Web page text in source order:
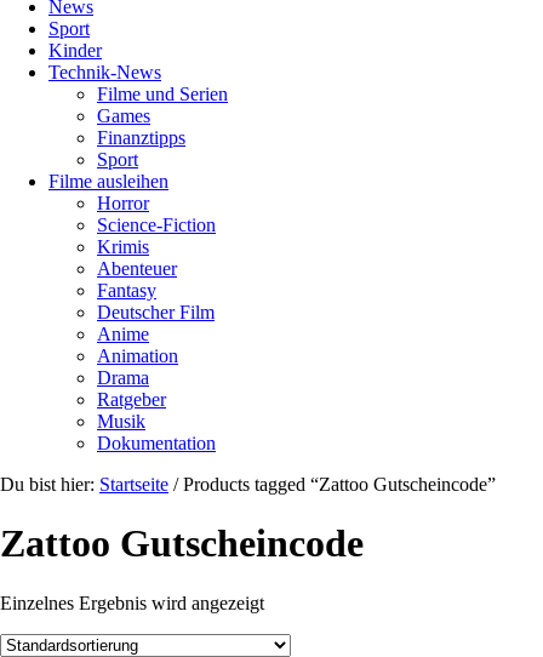
News
Sport
Kinder
Technik-News
Filme und Serien
Games
Finanztipps
Sport
Filme ausleihen
Horror
Science-Fiction
Krimis
Abenteuer
Fantasy
Deutscher Film
Anime
Animation
Drama
Ratgeber
Musik
Dokumentation
Du bist hier: Startseite /Products tagged “Zattoo Gutscheincode”
Zattoo Gutscheincode
Einzelnes Ergebnis wird angezeigt